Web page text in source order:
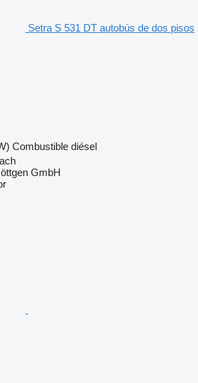
Setra S 531 DT autobús de dos pisos
Combustible diésel
GmbH